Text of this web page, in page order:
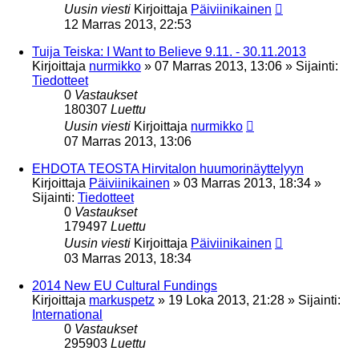
Uusin viesti Kirjoittaja Päiviinikainen
12 Marras 2013, 22:53
Tuija Teiska: I Want to Believe 9.11. - 30.11.2013
Kirjoittaja nurmikko » 07 Marras 2013, 13:06 » Sijainti:
Tiedotteet
0 Vastaukset
180307 Luettu
Uusin viesti Kirjoittaja nurmikko
07 Marras 2013, 13:06
EHDOTA TEOSTA Hirvitalon huumorinäyttelyyn
Kirjoittaja Päiviinikainen » 03 Marras 2013, 18:34 »
Sijainti: Tiedotteet
0 Vastaukset
179497 Luettu
Uusin viesti Kirjoittaja Päiviinikainen
03 Marras 2013, 18:34
2014 New EU Cultural Fundings
Kirjoittaja markuspetz » 19 Loka 2013, 21:28 » Sijainti:
International
0 Vastaukset
295903 Luettu